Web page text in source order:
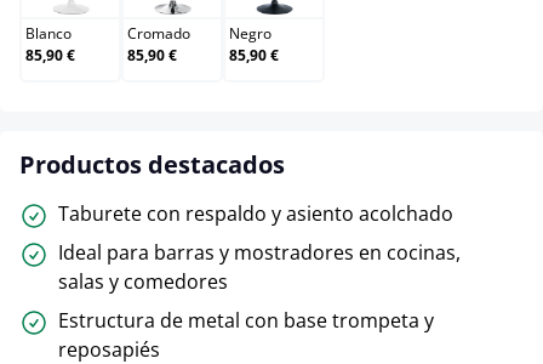
Blanco
85,90 €
Cromado
85,90 €
Negro
85,90 €
Productos destacados
Taburete con respaldo y asiento acolchado
Ideal para barras y mostradores en cocinas,
salas y comedores
Estructura de metal con base trompeta y
reposapiés